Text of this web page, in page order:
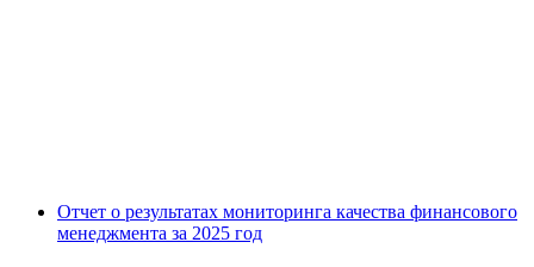
Отчет о результатах мониторинга качества финансового
менеджмента за 2025 год